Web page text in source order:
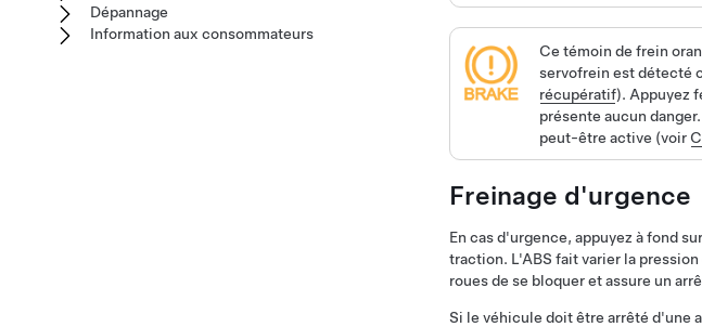
Ce témoin de frein
servofrein est détecté
récupératif). Appuyez
présente aucun
peut-être active (voir
Freinage d'urgence
En cas d'urgence, appuyez à fond
traction. L'ABS fait varier la
roues de se bloquer et assure un
Si le véhicule doit être arrêté d'une
Dépannage
Information aux consommateurs